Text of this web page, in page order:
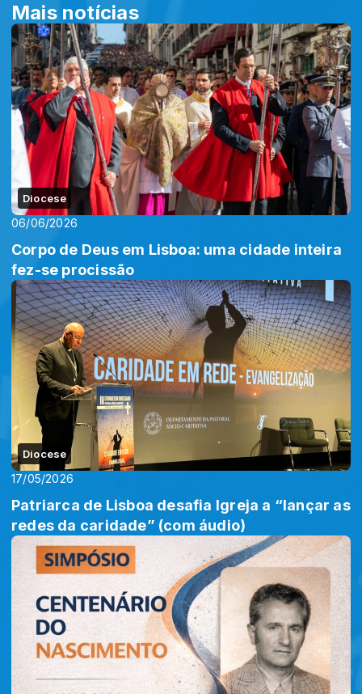
Mais notícias
Diocese
06/06/2026
Corpo de Deus em Lisboa: uma cidade inteira
fez-se procissão
Diocese
17/05/2026
Patriarca de Lisboa desafia Igreja a “lançar as
redes da caridade” (com áudio)